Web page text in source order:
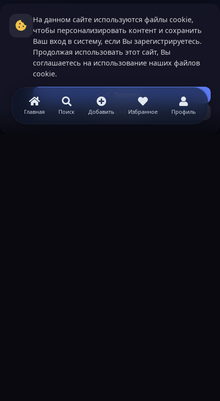
Главная Поиск Добавить Избранное Профиль
На данном сайте используются файлы cookie,
чтобы персонализировать контент и сохранить
Ваш вход в систему, если Вы зарегистрируетесь.
Продолжая использовать этот сайт, Вы
соглашаетесь на использование наших файлов
cookie.
Принять
Узнать больше...